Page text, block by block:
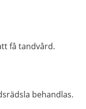
få tandvård.
behandlas.